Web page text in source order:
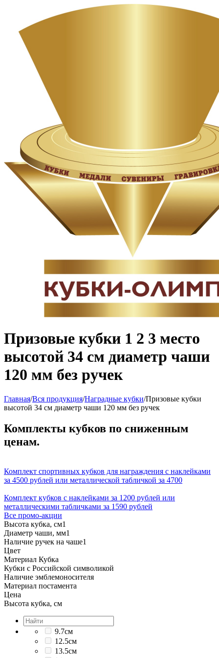
Призовые кубки 1 2 3 место
высотой 34 см диаметр чаши
120 мм без ручек
Главная/Вся продукция/Наградные кубки/Призовые кубки
высотой 34 см диаметр чаши 120 мм без ручек
Комплекты кубков по сниженным
ценам.
Комплект спортивных кубков для награждения с наклейками
за 4500 рублей или металлической табличкой за 4700
Комплект кубков с наклейками за 1200 рублей или
металлическими табличками за 1590 рублей
Все промо-акции
Высота кубка, см1
Диаметр чаши, мм1
Наличие ручек на чаше1
Цвет
Материал Кубка
Кубки с Российской символикой
Наличие эмблемоносителя
Материал постамента
Цена
Высота кубка, см
9.7см
12.5см
13.5см